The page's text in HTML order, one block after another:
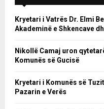
Kryetari i Vatrës Dr. Elmi
Akademinë e Shkencave
Nikollë Camaj uron
Komunës së Gucisë
Kryetari i Komunës së
Pazarin e Verës